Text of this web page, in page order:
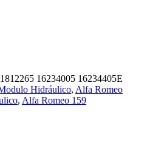
16234005 16234405E
Hidráulico, Alfa Romeo
, Alfa Romeo 159